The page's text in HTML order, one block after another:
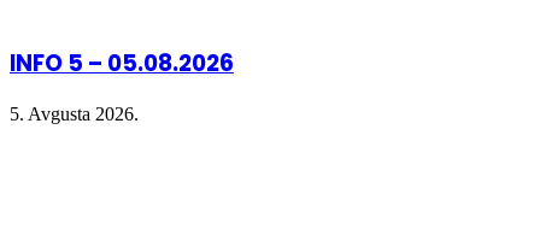
INFO 5 – 05.08.2026
5. Avgusta 2026.